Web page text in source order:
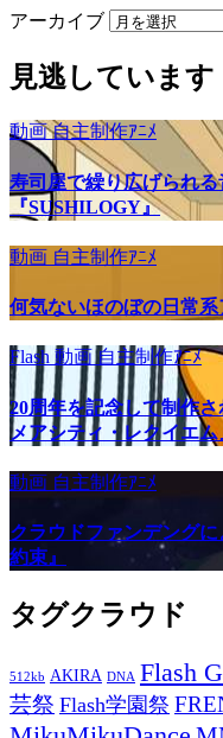
アーカイブ
見逃しています
動画自主制作ｱﾆﾒ
寿司屋で繰り広げられ
『SUSHILOGY』
動画 自主制作ｱﾆﾒ
何気ないほのぼの日常系
Flash 動画自主制作ｱﾆﾒ
20周年を記念して制作
メアシティ・レクイエム
動画 自主制作ｱﾆﾒ
クラウドファンデング
約束』
タグクラウド
512kb AKIRA DNA Flash
芸祭 Flash学園祭